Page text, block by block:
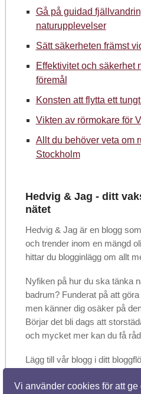
Vi använder cookies för att ge
Gå på guidad
naturupplevelser
Sätt säkerheten främst
Effektivitet och säkerhet
föremål
Konsten att flytta ett
Vikten av rörmokare för
Allt du behöver veta om
Stockholm
Hedvig & Jag - ditt
nätet
Hedvig & Jag är en blogg
och trender inom en mängd
hittar du blogginlägg om allt
Nyfiken på hur du ska tänka
badrum? Funderat på att
men känner dig osäker på
Börjar det bli dags att
och mycket mer kan du få
Lägg till vår blogg i ditt
gärna artiklarna med vänner